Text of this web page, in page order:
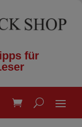
für